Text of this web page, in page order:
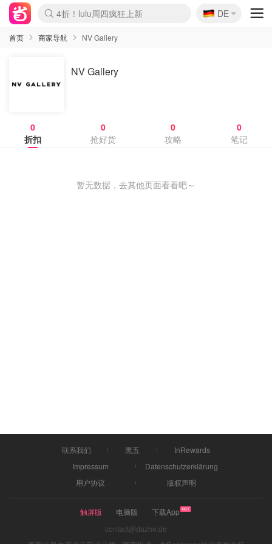
Boticinal 夏促开抢！
4折！lulu周四疯狂上新
还没结束！&OtherStories大促
Joybuy变相75折 随时失效
速领！Stanley独家85折
疑似霸哥！Camper额外叠85折
Zalando 奥莱闪促！每日更新
Moncler反季囤！5折起+叠9折
Coach Brooklyn仅€192
🇩🇪
DE
首页 商家导航 NV Gallery
NV Gallery
0
折扣
0
抢好货
0
攻略
0
笔记
暂无数据，去其他页面看看吧～
联系我们 黑五
InRewards
Impressum
Datenschutzerklärung
用户协议
版权声明
触屏版 电脑版
下载App
contact@dazhe.de